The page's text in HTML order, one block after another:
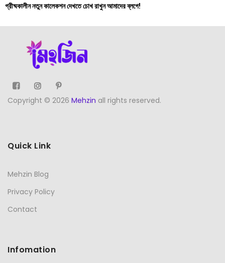
গ্রীষ্মকালীন নতুন কালেকশন দেখতে চোখ রাখুন আমাদের ব্লগে!
Copyright © 2026 Mehzin all rights reserved.
Quick Link
Mehzin Blog
Privacy Policy
Contact
Infomation